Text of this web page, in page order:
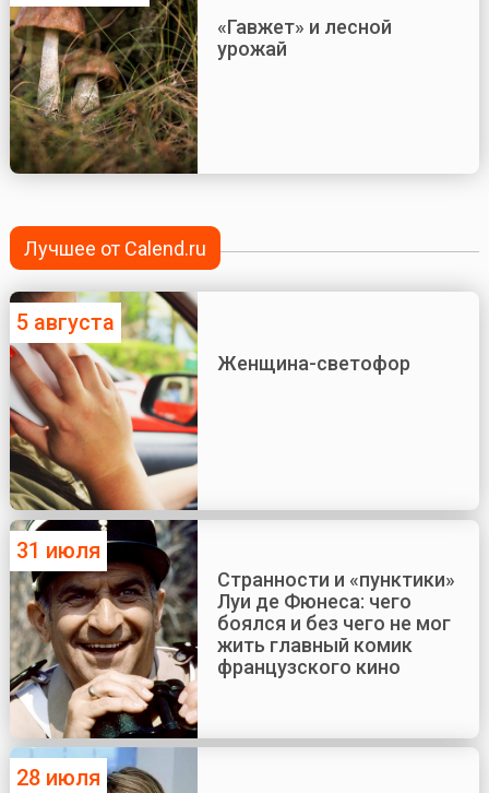
«Гавжет» и лесной
урожай
Лучшее от Calend.ru
5 августа
Женщина-светофор
31 июля
Странности и «пунктики»
Луи де Фюнеса: чего
боялся и без чего не мог
жить главный комик
французского кино
28 июля